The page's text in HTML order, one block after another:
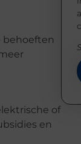
behoeften
of
en